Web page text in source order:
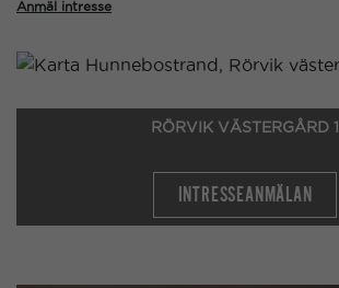
Anmäl intresse
RÖRVIK VÄSTERGÅRD 1
INTRESSEANMÄLAN